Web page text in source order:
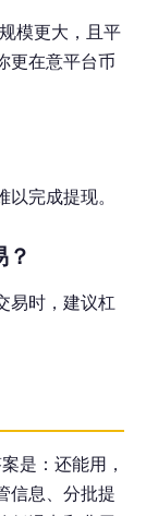
模更大，且平
更在意平台币
完成提现。
易时，建议杠
是：还能用，
信息、分批提